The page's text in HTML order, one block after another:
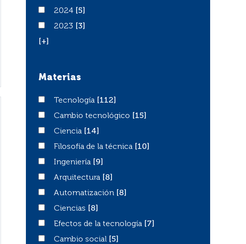
20242024
[5]
20232023
[3]
[+]
Materias
Tecnología
Tecnología
[112]
Cambio tecnológico
Cambio tecnológico
[15]
CienciaCiencia
[14]
Filosofía de la técnica
Filosofía de la técnica
[10]
Ingeniería
Ingeniería
[9]
Arquitectura
Arquitectura
[8]
Automatización
Automatización
[8]
CienciasCiencias
[8]
Efectos de la tecnología
Efectos de la tecnología
[7]
Cambio social
Cambio social
[5]